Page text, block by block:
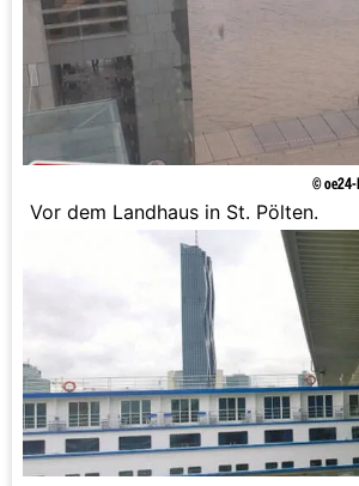
© oe24-
Vor dem Landhaus in St. Pölten.